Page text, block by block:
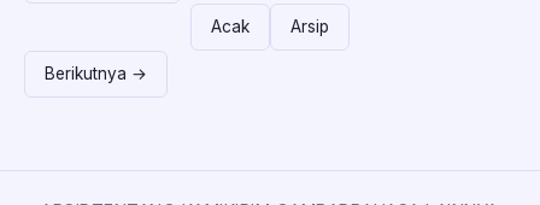
Acak Arsip
Berikutnya →